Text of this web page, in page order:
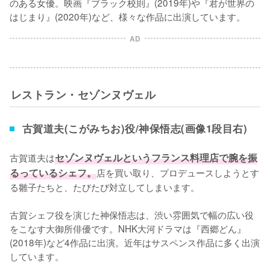
はじまり』(2020年)など、様々な作品に出演しています。
AD
レストラン・セゾンヌヴェル
古賀道夫(こがみちお)役/神保悟志(画像1段目右)
古賀道夫はセゾンヌヴェルというフランス料理店で腕を振
るっているシェフ。店を買い取り、プロデュースしようとす
る雛子たちと、たびたび対立してしまいます。
古賀シェフ役を演じた神保悟志は、渋い雰囲気で幅の広い役
をこなす大御所俳優です。NHK大河ドラマは『西郷どん』
(2018年)など4作品に出演。近年はサスペンス作品に多く出演
しています。